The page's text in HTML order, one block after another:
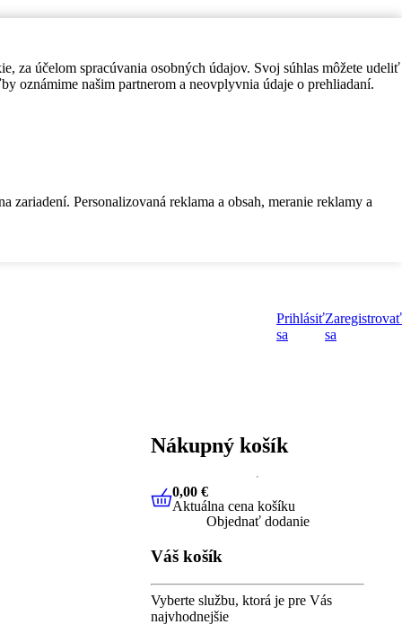
za účelom spracúvania osobných údajov. Svoj súhlas môžete udeliť
oznámime našim partnerom a neovplyvnia údaje o prehliadaní.
Personalizovaná reklama a obsah, meranie reklamy a
Prihlásiť
sa
Zaregistrovať
sa
Nákupný košík
0,00 €Aktuálna cena košíku
0,00 €
Aktuálna cena košíku
Objednať dodanie
Váš košík
Vyberte službu, ktorá je pre Vás
najvhodnejšie